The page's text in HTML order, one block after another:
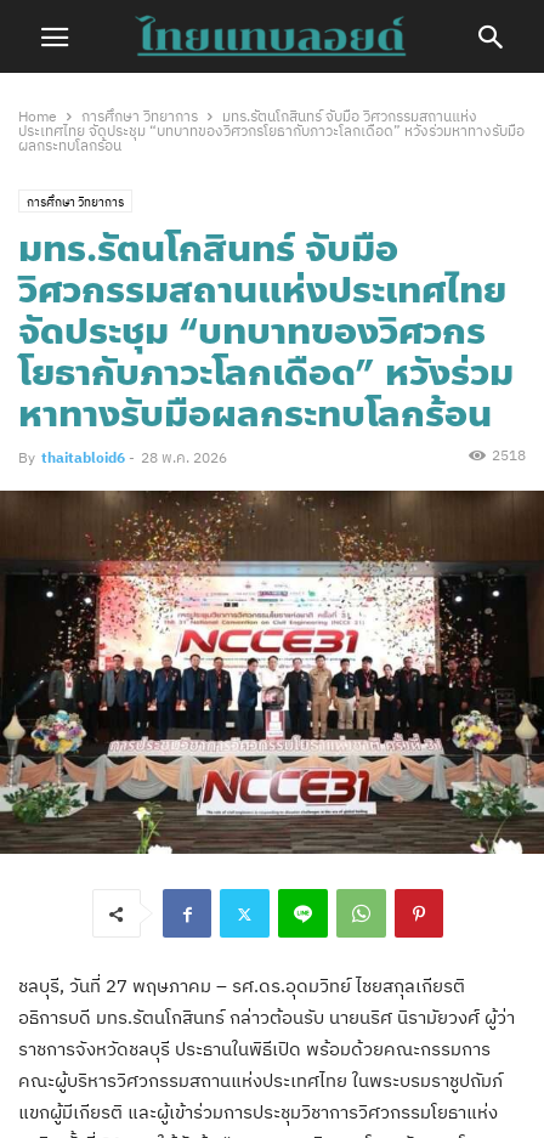
Home การศึกษา วิทยาการ
มทร.รัตนโกสินทร์ จับมือ วิศวกรรมสถานแห่ง
ประเทศไทย จัดประชุม “บทบาทของวิศวกรโยธากับภาวะโลกเดือด” หวังร่วมหาทางรับมือ
ผลกระทบโลกร้อน
การศึกษา วิทยาการ
มทร.รัตนโกสินทร์ จับมือ
วิศวกรรมสถานแห่งประเทศไทย
จัดประชุม “บทบาทของวิศวกร
โยธากับภาวะโลกเดือด” หวังร่วม
หาทางรับมือผลกระทบโลกร้อน
By thaitabloid6 - 28 พ.ค. 2026 2518
ชลบุรี, วันที่ 27 พฤษภาคม – รศ.ดร.อุดมวิทย์ ไชยสกุลเกียรติ
อธิการบดี มทร.รัตนโกสินทร์ กล่าวต้อนรับ นายนริศ นิรามัยวงศ์ ผู้ว่า
ราชการจังหวัดชลบุรี ประธานในพิธีเปิด พร้อมด้วยคณะกรรมการ
คณะผู้บริหารวิศวกรรมสถานแห่งประเทศไทย ในพระบรมราชูปถัมภ์
แขกผู้มีเกียรติ และผู้เข้าร่วมการประชุมวิชาการวิศวกรรมโยธาแห่ง